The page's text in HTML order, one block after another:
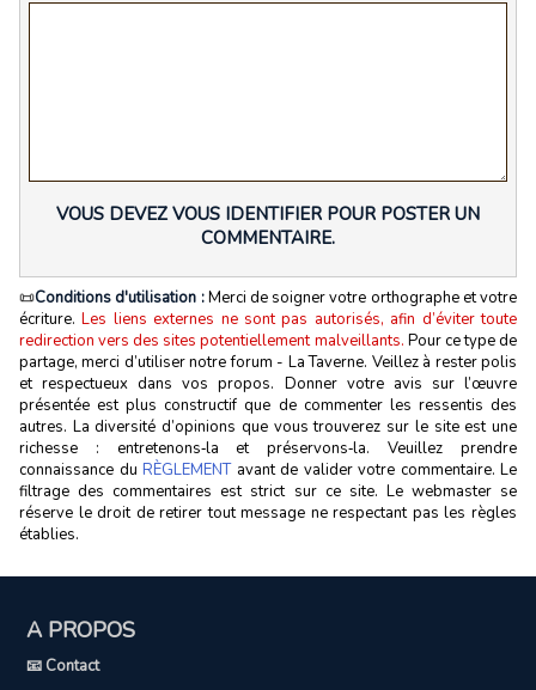
VOUS DEVEZ VOUS IDENTIFIER POUR POSTER UN
COMMENTAIRE.
📜Conditions d'utilisation :Merci de soigner votre orthographe et votre
écriture.Les liens externes ne sont pas autorisés, afin d’éviter toute
redirection vers des sites potentiellement malveillants. Pour ce type de
partage, merci d’utiliser notre forum - La Taverne. Veillez à rester polis
et respectueux dans vos propos. Donner votre avis sur l’œuvre
présentée est plus constructif que de commenter les ressentis des
autres. La diversité d’opinions que vous trouverez sur le site est une
richesse : entretenons‑la et préservons‑la. Veuillez prendre
connaissance du RÈGLEMENTavant de valider votre commentaire. Le
filtrage des commentaires est strict sur ce site. Le webmaster se
réserve le droit de retirer tout message ne respectant pas les règles
établies.
A PROPOS
📧 Contact